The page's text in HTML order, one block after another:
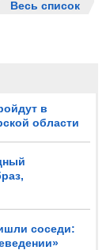
в
области
соседи:
Весь список